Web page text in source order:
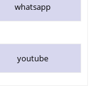
whatsapp
youtube